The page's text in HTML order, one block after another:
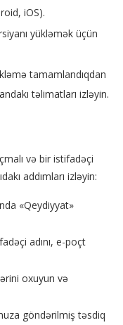
iOS).
yükləmək üçün
tamamlandıqdan
təlimatları izləyin.
və bir istifadəçi
addımları izləyin:
«Qeydiyyat»
adını, e-poçt
oxuyun və
göndərilmiş təsdiq